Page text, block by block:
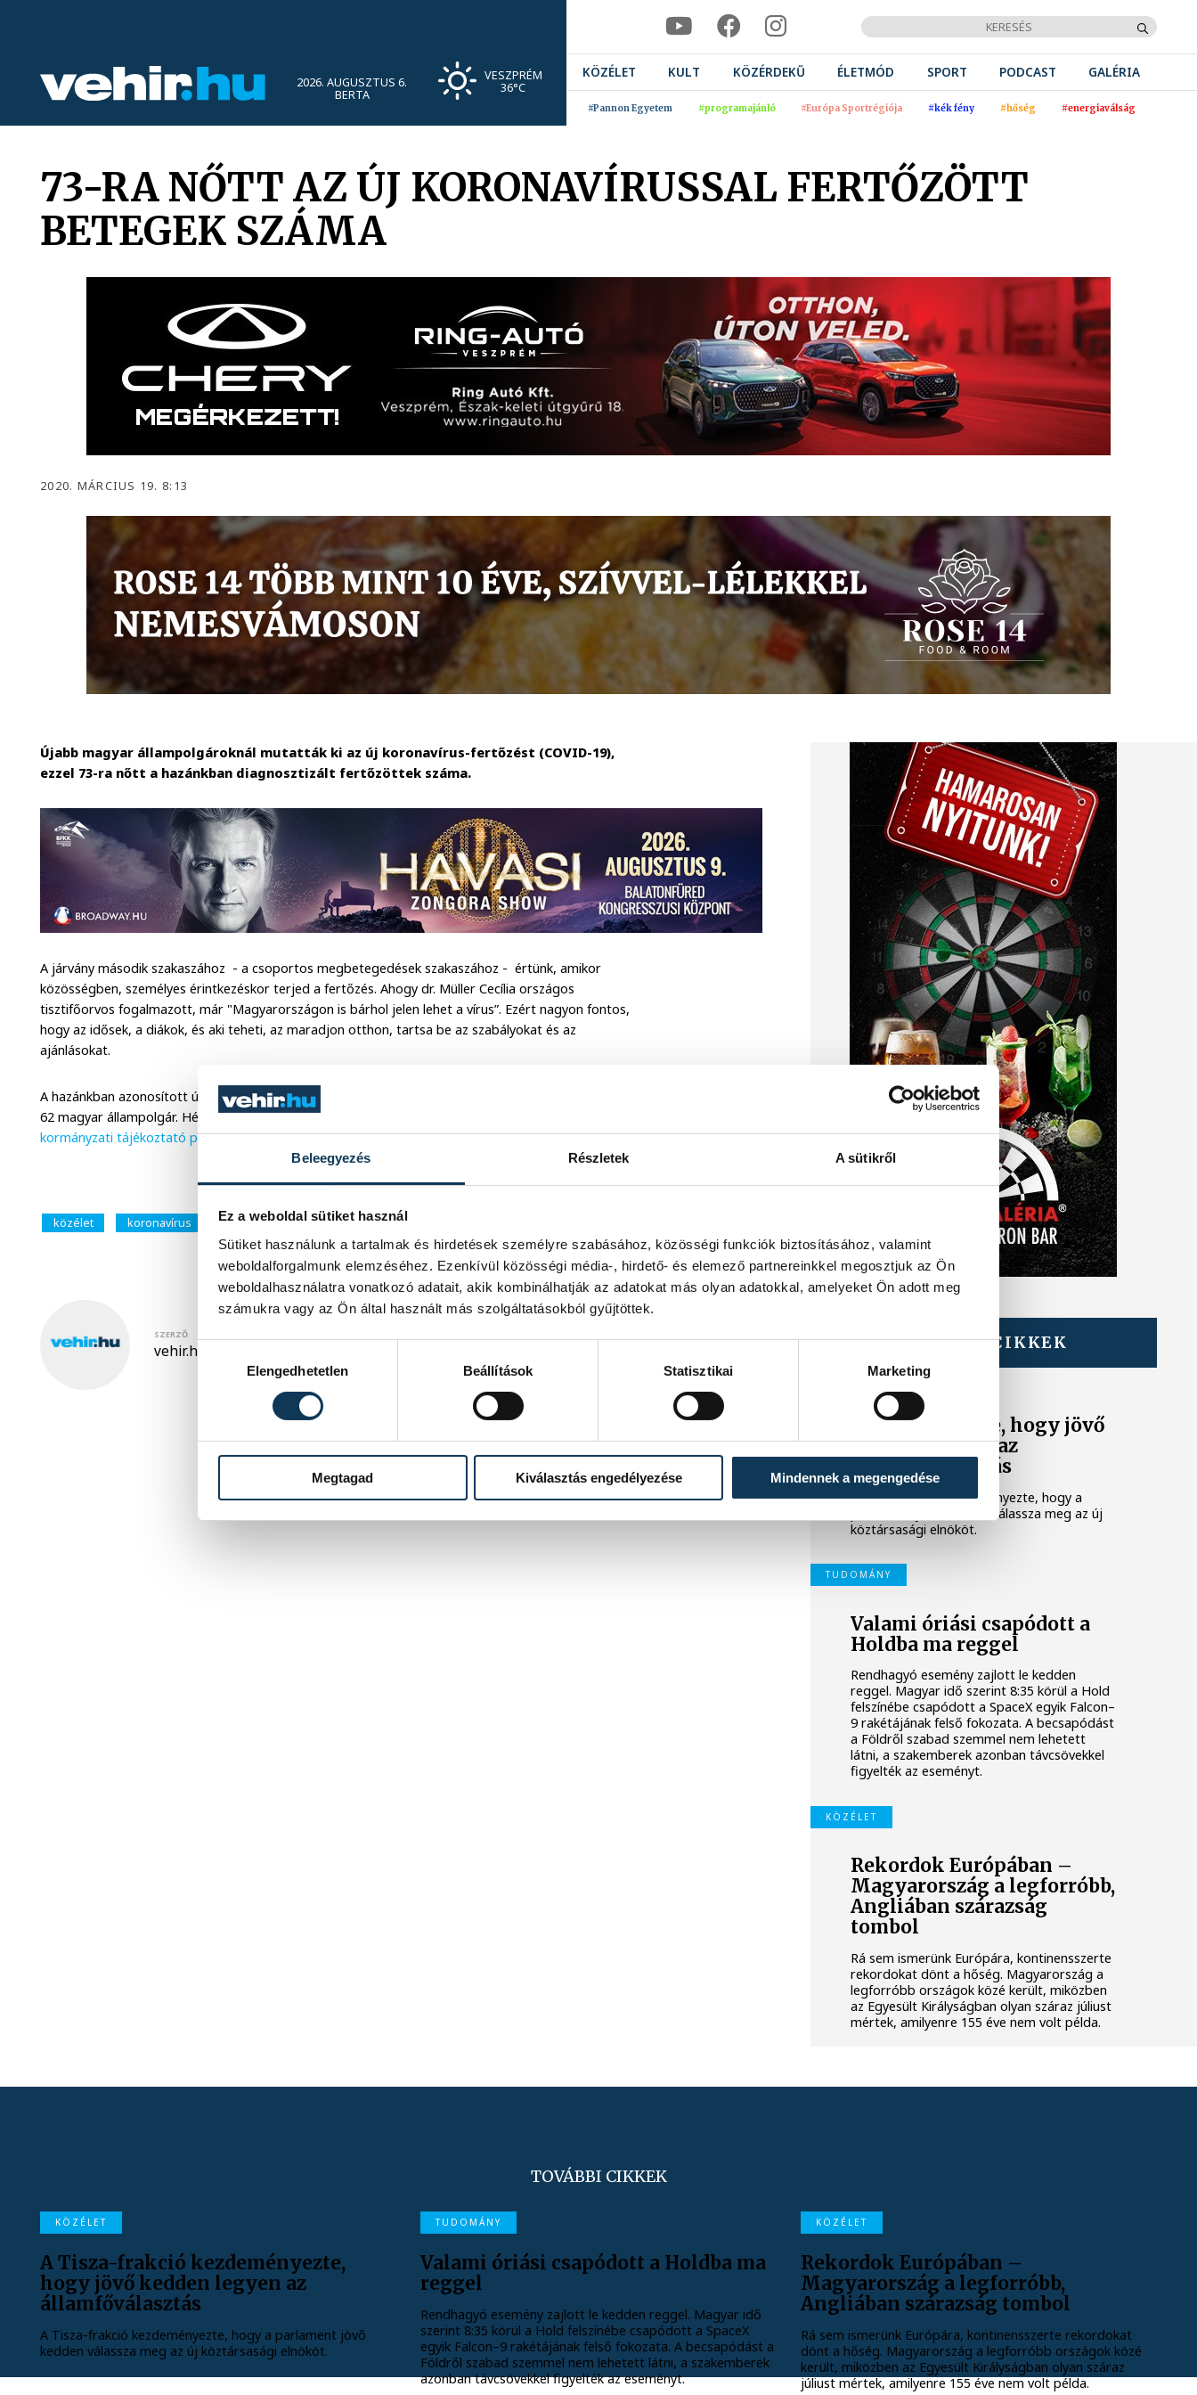
Beleegyezés Részletek A sütikről
Ez a weboldal sütiket használ
Sütiket használunk a tartalmak és hirdetések személyre szabásához, közösségi funkciók biztosításához, valamint
weboldalforgalmunk elemzéséhez. Ezenkívül közösségi média-, hirdető- és elemező partnereinkkel megosztjuk az Ön
weboldalhasználatra vonatkozó adatait, akik kombinálhatják az adatokat más olyan adatokkal, amelyeket Ön adott meg
számukra vagy az Ön által használt más szolgáltatásokból gyűjtöttek.
Elengedhetetlen
Beállítások Statisztikai Marketing
Megtagad Kiválasztás engedélyezése Mindennek a megengedése
2026. AUGUSZTUS 6.
BERTA
VESZPRÉM
36°C
KÖZÉLET KULT KÖZÉRDEKŰ ÉLETMÓD SPORT PODCAST GALÉRIA
#Pannon Egyetem #programajánló #Európa Sportrégiója #kék fény #hőség #energiaválság
73-RA NŐTT AZ ÚJ KORONAVÍRUSSAL FERTŐZÖTT
BETEGEK SZÁMA
2020. MÁRCIUS 19. 8:13
Újabb magyar állampolgároknál mutatták ki az új koronavírus-fertőzést (COVID-19),
ezzel 73-ra nőtt a hazánkban diagnosztizált fertőzöttek száma.
A járvány második szakaszához - a csoportos megbetegedések szakaszához - értünk, amikor
közösségben, személyes érintkezéskor terjed a fertőzés. Ahogy dr. Müller Cecília országos
tisztifőorvos fogalmazott, már "Magyarországon is bárhol jelen lehet a vírus”. Ezért nagyon fontos,
hogy az idősek, a diákok, és aki teheti, az maradjon otthon, tartsa be az szabályokat és az
ajánlásokat.
A hazánkban azonosított új koronavírus-fertőzöttek száma: 73 fő. Közülük 9 iráni, 1 brit, 1 kazah és
62 magyar állampolgár. Hétfőn a második iráni gyógyult is távozott a kórházból – számolt be a
kormányzati tájékoztató portál.
közélet koronavírus egészség járvány vírus
SZERZŐ
vehir.hu TOVÁBBI CIKKEK
A Tisza-frakció
kezdeményezte, hogy jövő
kedden legyen az
államfőválasztás
A Tisza-frakció kezdeményezte, hogy a
parlament jövő kedden válassza meg az új
köztársasági elnököt.
TUDOMÁNY
Valami óriási csapódott a
Holdba ma reggel
Rendhagyó esemény zajlott le kedden
reggel. Magyar idő szerint 8:35 körül a Hold
felszínébe csapódott a SpaceX egyik Falcon–
9 rakétájának felső fokozata. A becsapódást
a Földről szabad szemmel nem lehetett
látni, a szakemberek azonban távcsövekkel
figyelték az eseményt.
KÖZÉLET
Rekordok Európában –
Magyarország a legforróbb,
Angliában szárazság
tombol
Rá sem ismerünk Európára, kontinensszerte
rekordokat dönt a hőség. Magyarország a
legforróbb országok közé került, miközben
az Egyesült Királyságban olyan száraz júliust
mértek, amilyenre 155 éve nem volt példa.
TOVÁBBI CIKKEK
KÖZÉLET
A Tisza-frakció kezdeményezte,
hogy jövő kedden legyen az
államfőválasztás
A Tisza-frakció kezdeményezte, hogy a parlament jövő
kedden válassza meg az új köztársasági elnököt.
TUDOMÁNY
Valami óriási csapódott a Holdba ma
reggel
Rendhagyó esemény zajlott le kedden reggel. Magyar idő
szerint 8:35 körül a Hold felszínébe csapódott a SpaceX
egyik Falcon–9 rakétájának felső fokozata. A becsapódást a
Földről szabad szemmel nem lehetett látni, a szakemberek
azonban távcsövekkel figyelték az eseményt.
KÖZÉLET
Rekordok Európában –
Magyarország a legforróbb,
Angliában szárazság tombol
Rá sem ismerünk Európára, kontinensszerte rekordokat
dönt a hőség. Magyarország a legforróbb országok közé
került, miközben az Egyesült Királyságban olyan száraz
júliust mértek, amilyenre 155 éve nem volt példa.